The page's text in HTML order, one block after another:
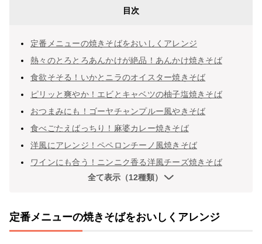
目次
定番メニューの焼きそばをおいしくアレンジ
熱々のとろとろあんかけが絶品！あんかけ焼きそば
食欲そそる！いかとニラのオイスター焼きそば
ピリッと爽やか！エビとキャベツの柚子塩焼きそば
おつまみにも！ゴーヤチャンプルー風やきそば
食べごたえばっちり！麻婆カレー焼きそば
洋風にアレンジ！ペペロンチーノ風焼きそば
ワインにも合う！ニンニク香る洋風チーズ焼きそば
全て表示（12種類）
定番メニューの焼きそばをおいしくアレンジ